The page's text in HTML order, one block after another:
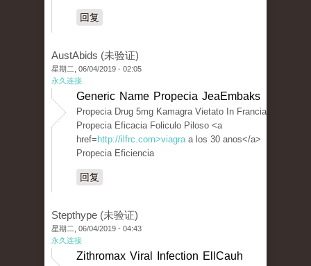
回复
AustAbids (未验证)
星期二, 06/04/2019 - 02:05
永久连接
Generic Name Propecia JeaEmbaks
Propecia Drug 5mg Kamagra Vietato In Francia
Propecia Eficacia Foliculo Piloso <a
href= http://ilfrc.com>viagraa los 30 anos</a>
Propecia Eficiencia
回复
Stepthype (未验证)
星期二, 06/04/2019 - 04:43
永久连接
Zithromax Viral Infection EllCauh